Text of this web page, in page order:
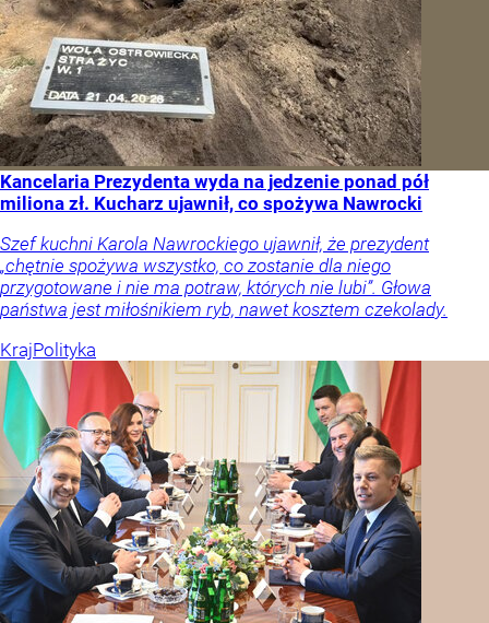
Kancelaria Prezydenta wyda na jedzenie ponad pół
miliona zł. Kucharz ujawnił, co spożywa Nawrocki
Szef kuchni Karola Nawrockiego ujawnił, że prezydent
„chętnie spożywa wszystko, co zostanie dla niego
przygotowane i nie ma potraw, których nie lubi”. Głowa
państwa jest miłośnikiem ryb, nawet kosztem czekolady.
KrajPolityka